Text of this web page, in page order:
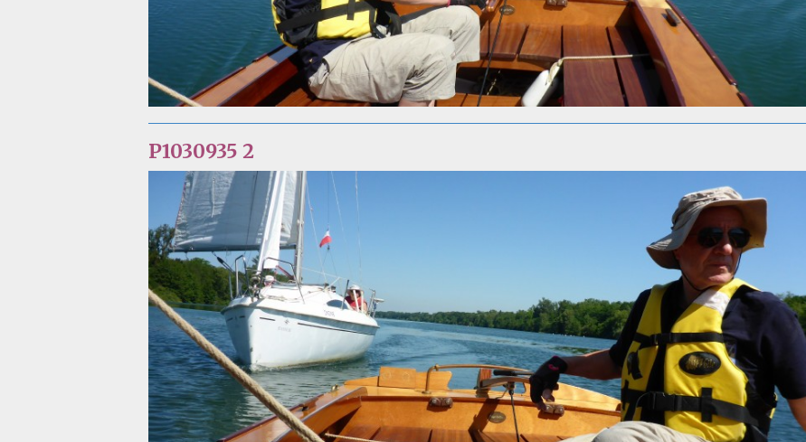
P1030935 2